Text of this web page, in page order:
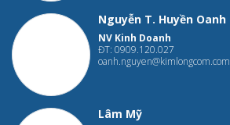
Nguyễn T. Huyền Oanh
NV Kinh Doanh
ĐT: 0909.120.027
oanh.nguyen@kimlongcom.com
Lâm Mỹ